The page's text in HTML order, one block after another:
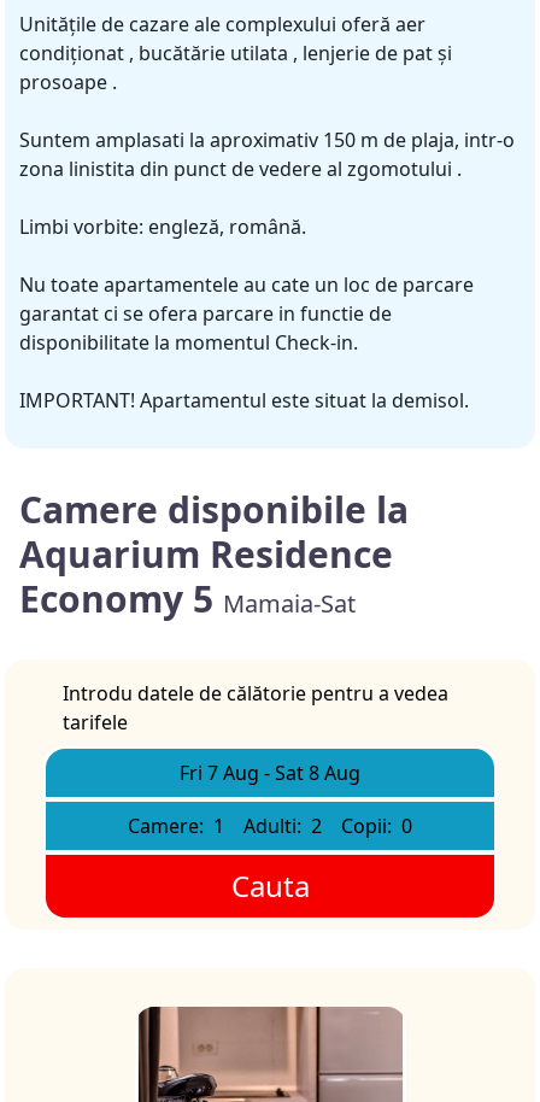
Unitățile de cazare ale complexului oferă aer
condiționat , bucătărie utilata , lenjerie de pat și
prosoape .
Suntem amplasati la aproximativ 150 m de plaja, intr-o
zona linistita din punct de vedere al zgomotului .
Limbi vorbite: engleză, română.
Nu toate apartamentele au cate un loc de parcare
garantat ci se ofera parcare in functie de
disponibilitate la momentul Check-in.
IMPORTANT! Apartamentul este situat la demisol.
Camere disponibile la
Aquarium Residence
Economy 5 Mamaia-Sat
Introdu datele de călătorie pentru a vedea
tarifele
Fri 7 Aug -Sat 8 Aug
Camere: 1 Adulti: 2 Copii: 0
Cauta